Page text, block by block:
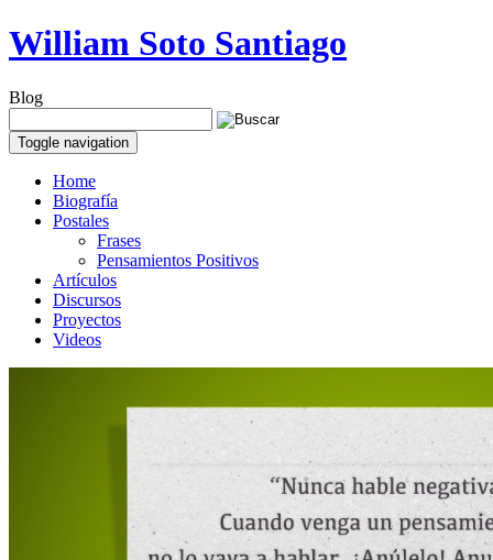
William Soto Santiago
Blog
Toggle navigation
Home
Biografía
Postales
Frases
Pensamientos Positivos
Artículos
Discursos
Proyectos
Videos